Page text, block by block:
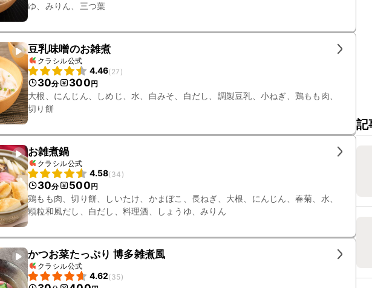
ゆ、みりん、三つ葉
豆乳味噌のお雑煮
クラシル公式
4.46(27 )
30分 300円
大根、にんじん、しめじ、水、白みそ、白だし、調製豆乳、小ねぎ、鶏もも肉、
切り餅
お雑煮鍋
クラシル公式
4.58(34 )
30分 500円
鶏もも肉、切り餅、しいたけ、かまぼこ、長ねぎ、大根、にんじん、春菊、水、
顆粒和風だし、白だし、料理酒、しょうゆ、みりん
かつお菜たっぷり 博多雑煮風
クラシル公式
4.62(35)
記